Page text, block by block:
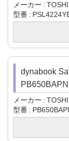
メーカー
型番
dynabook
メーカー
型番